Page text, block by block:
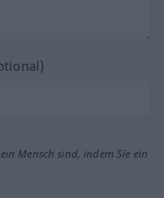
Mensch sind, indem Sie ein